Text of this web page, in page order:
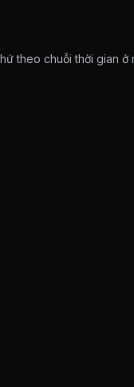
theo chuỗi thời gian ở